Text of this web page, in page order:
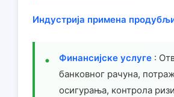
Индустрија примена
Финансијске услуге :
банковног рачуна,
осигурања, контрола